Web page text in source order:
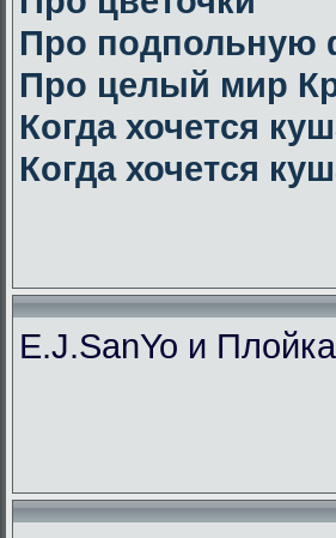
Про подпольную
Про целый мир
Когда хочется
Когда хочется
E.J.SanYo и Плойка